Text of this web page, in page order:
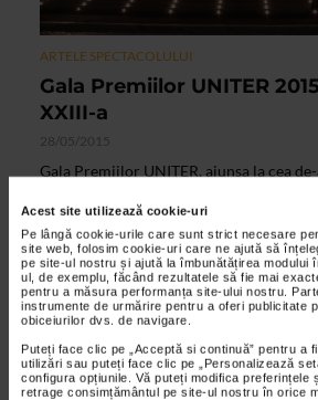
Acest site utilizează cookie-uri
Pe lângă cookie-urile care sunt strict necesare
site web, folosim cookie-uri care ne ajută să
pe site-ul nostru și ajută la îmbunătățirea modului
ul, de exemplu, făcând rezultatele să fie mai
pentru a măsura performanța site-ului nostru.
instrumente de urmărire pentru a oferi publicitate
obiceiurilor dvs. de navigare.
Puteți face clic pe „Acceptă si continuă” pentru a
utilizări sau puteți face clic pe „Personalizează
configura opțiunile. Vă puteți modifica preferințele
retrage consimțământul pe site-ul nostru în orice
ARTELE SPECTACOLULUI
Gala Premiilor UNITER
XXIII-a
28/05/2015
Gala Premiilor UNITER, ajunsa la cea
Caragiale” din Bucuresti. Evenimentul a